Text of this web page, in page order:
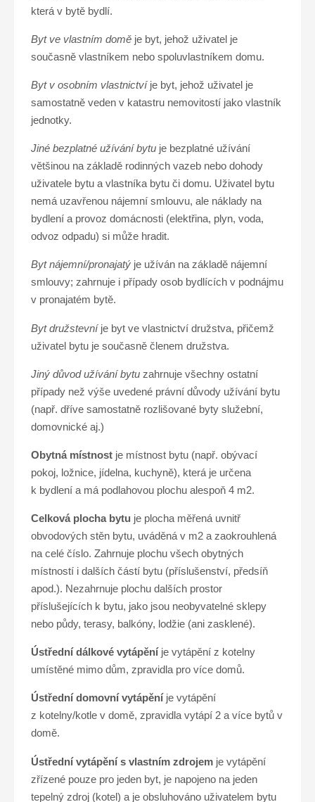
která v bytě bydlí.
Byt ve vlastním domě je byt, jehož uživatel je
současně vlastníkem nebo spoluvlastníkem domu.
Byt v osobním vlastnictvíje byt, jehož uživatel je
samostatně veden v katastru nemovitostí jako vlastník
jednotky.
Jiné bezplatné užívání bytu je bezplatné užívání
většinou na základě rodinných vazeb nebo dohody
uživatele bytu a vlastníka bytu či domu. Uživatel bytu
nemá uzavřenou nájemní smlouvu, ale náklady na
bydlení a provoz domácnosti (elektřina, plyn, voda,
odvoz odpadu) si může hradit.
Byt nájemní/pronajatý je užíván na základě nájemní
smlouvy; zahrnuje i případy osob bydlících v podnájmu
v pronajatém bytě.
Byt družstevníje byt ve vlastnictví družstva, přičemž
uživatel bytu je současně členem družstva.
Jiný důvod užívání bytu zahrnuje všechny ostatní
případy než výše uvedené právní důvody užívání bytu
(např. dříve samostatně rozlišované byty služební,
domovnické aj.)
Obytná místnost je místnost bytu (např. obývací
pokoj, ložnice, jídelna, kuchyně), která je určena
k bydlení a má podlahovou plochu alespoň 4 m2.
Celková plocha bytu je plocha měřená uvnitř
obvodových stěn bytu, uváděná v m2 a zaokrouhlená
na celé číslo. Zahrnuje plochu všech obytných
místností i dalších částí bytu (příslušenství, předsíň
apod.). Nezahrnuje plochu dalších prostor
příslušejících k bytu, jako jsou neobyvatelné sklepy
nebo půdy, terasy, balkóny, lodžie (ani zasklené).
Ústřední dálkové vytápěníje vytápění z kotelny
umístěné mimo dům, zpravidla pro více domů.
Ústřední domovní vytápěníje vytápění
z kotelny/kotle v domě, zpravidla vytápí 2 a více bytů v
domě.
Ústřední vytápění s vlastním zdrojem je vytápění
zřízené pouze pro jeden byt, je napojeno na jeden
tepelný zdroj (kotel) a je obsluhováno uživatelem bytu